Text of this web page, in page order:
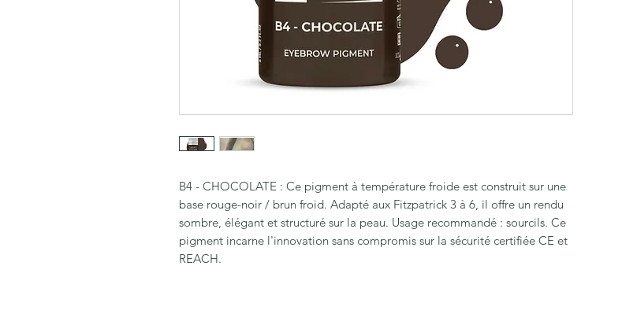
B4 - CHOCOLATE : Ce pigment à température froide est construit sur une
base rouge-noir / brun froid. Adapté aux Fitzpatrick 3 à 6, il offre un rendu
sombre, élégant et structuré sur la peau. Usage recommandé : sourcils. Ce
pigment incarne l'innovation sans compromis sur la sécurité certifiée CE et
REACH.